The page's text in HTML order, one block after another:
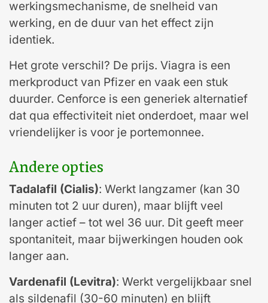
werkingsmechanisme, de snelheid van
werking, en de duur van het effect zijn
identiek.
Het grote verschil? De prijs. Viagra is een
merkproduct van Pfizer en vaak een stuk
duurder. Cenforce is een generiek alternatief
dat qua effectiviteit niet onderdoet, maar wel
vriendelijker is voor je portemonnee.
Andere opties
Tadalafil (Cialis): Werkt langzamer (kan 30
minuten tot 2 uur duren), maar blijft veel
langer actief – tot wel 36 uur. Dit geeft meer
spontaniteit, maar bijwerkingen houden ook
langer aan.
Vardenafil (Levitra): Werkt vergelijkbaar snel
als sildenafil (30-60 minuten) en blijft